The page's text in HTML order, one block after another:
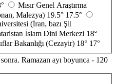
Mısır Genel Araştırma
Malezya) 19.5° 17.5°
(İran, bazı Şii
İslam Dini Merkezi 18°
Bakanlığı (Cezayir) 18° 17°
Ramazan ayı boyunca - 120